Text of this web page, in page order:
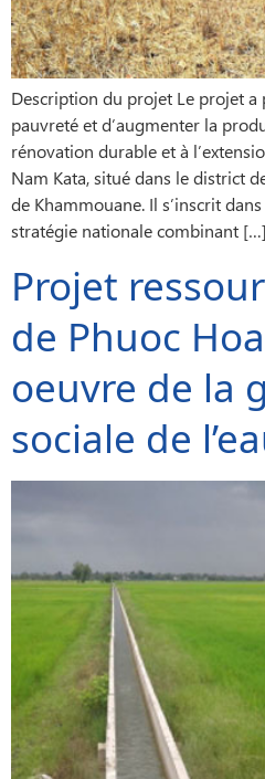
Description du projet Le projet
pauvreté et d’augmenter la
rénovation durable et à
Nam Kata, situé dans le district
de Khammouane. Il s’inscrit
stratégie nationale combinant […]
Projet
de Phuoc
oeuvre de la
sociale de